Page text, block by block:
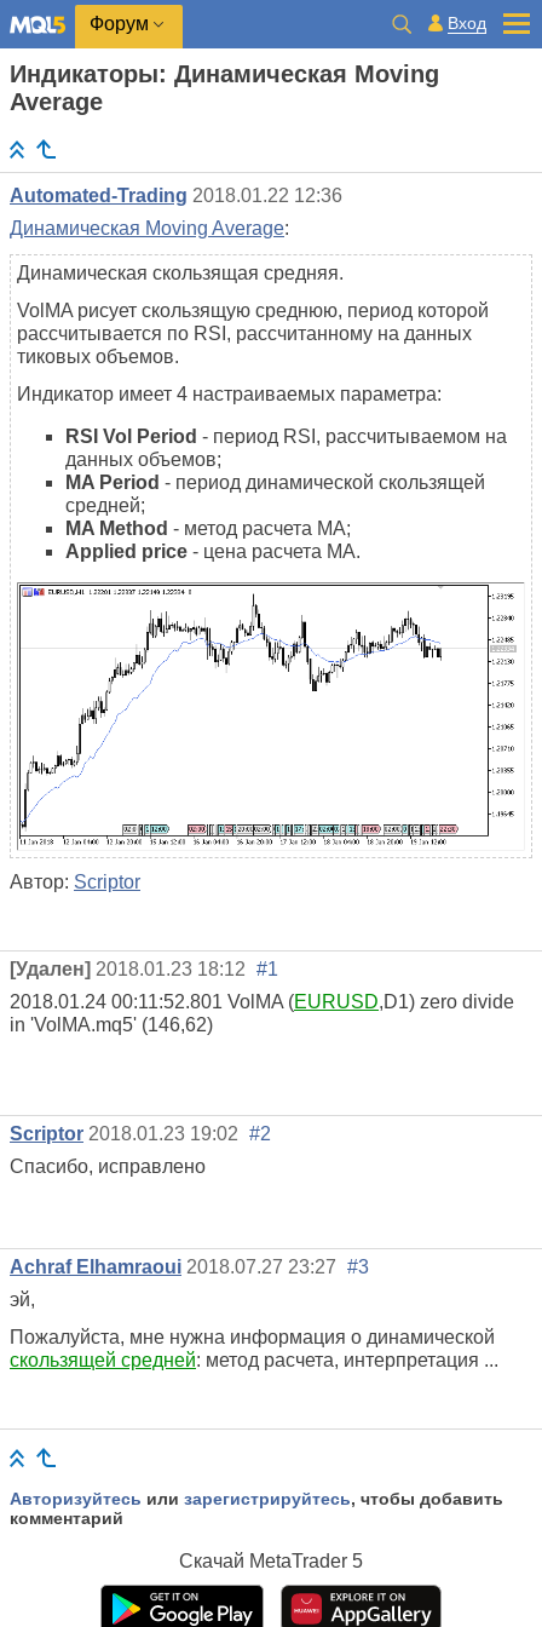
Форум Вход
Индикаторы: Динамическая Moving
Average
Automated-Trading 2018.01.22 12:36
Динамическая Moving Average:
Динамическая скользящая средняя.
VolMA рисует скользящую среднюю, период которой
рассчитывается по RSI, рассчитанному на данных
тиковых объемов.
Индикатор имеет 4 настраиваемых параметра:
RSI Vol Period - период RSI, рассчитываемом на
данных объемов;
MA Period - период динамической скользящей
средней;
MA Method - метод расчета МА;
Applied price - цена расчета МА.
Автор: Scriptor
[Удален] 2018.01.23 18:12 #1
2018.01.24 00:11:52.801 VolMA (EURUSD,D1) zero divide
in 'VolMA.mq5' (146,62)
Scriptor 2018.01.23 19:02 #2
Спасибо, исправлено
Achraf Elhamraoui 2018.07.27 23:27 #3
эй,
Пожалуйста, мне нужна информация о динамической
скользящей средней: метод расчета, интерпретация ...
Авторизуйтесь или зарегистрируйтесь, чтобы добавить
комментарий
Скачай MetaTrader 5